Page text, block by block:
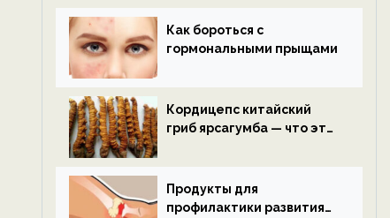
Как бороться с
гормональными прыщами
Кордицепс китайский
гриб ярсагумба — что это
Продукты для
профилактики развития